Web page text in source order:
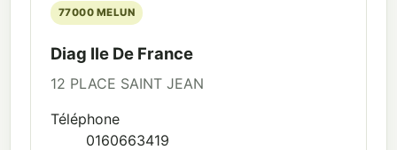
77000 MELUN
Diag Ile De France
12 PLACE SAINT JEAN
Téléphone
0160663419